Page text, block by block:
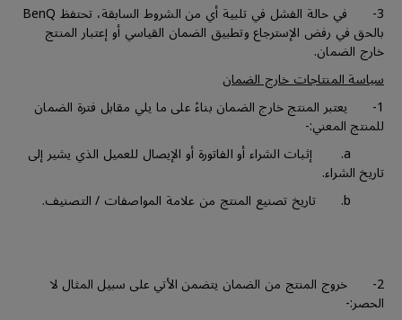
3- في حالة الفشل في تلبية أي من الشروط السابقة، تحتفظ BenQ
بالحق في رفض الإسترجاع وتطبيق الضمان القياسي أو إعتبار المنتج
خارج الضمان.
سياسة المنتاجات خارج الضمان
1- يعتبر المنتج خارج الضمان بناءً على ما يلي مقابل فترة الضمان
للمنتج المعني:-
a. إثبات الشراء أو الفاتورة أو الإيصال للعميل الذي يشير إلى
تاريخ الشراء.
2- خروج المنتج من الضمان يتضمن الأتي على سبيل المثال لا
الحصر:-